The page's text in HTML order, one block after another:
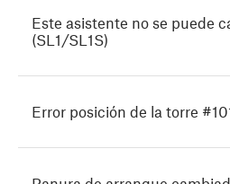
Este asistente no se puede
(SL1/SL1S)
Error posición de la torre